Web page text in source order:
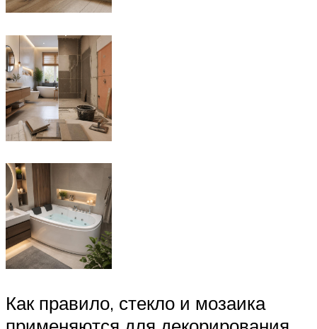
Как правило, стекло и мозаика